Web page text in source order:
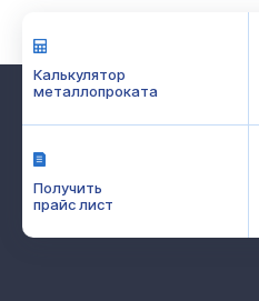
Калькулятор
металлопроката
Получить
прайс лист